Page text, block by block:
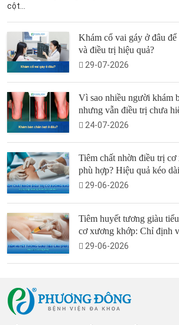
cột...
Khám cổ vai gáy ở đâu để
và điều trị hiệu quả?
29-07-2026
Vì sao nhiều người khám
nhưng vẫn điều trị chưa
24-07-2026
Tiêm chất nhờn điều trị
phù hợp? Hiệu quả kéo
29-06-2026
Tiêm huyết tương giàu
cơ xương khớp: Chỉ định
29-06-2026